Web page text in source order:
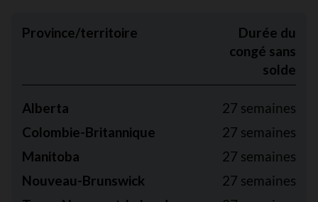
Province/territoire
Durée du
congé sans
solde
Alberta
27 semaines
Colombie-Britannique
27 semaines
Manitoba
27 semaines
Nouveau-Brunswick
27 semaines